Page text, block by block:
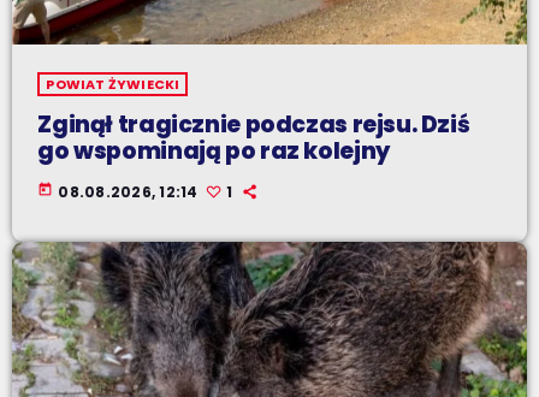
POWIAT ŻYWIECKI
Zginął tragicznie podczas rejsu. Dziś
go wspominają po raz kolejny
today 08.08.2026, 12:14 1